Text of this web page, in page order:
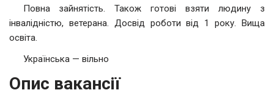
Повна зайнятість. Також готові взяти людину з
інвалідністю, ветерана. Досвід роботи від 1 року. Вища
освіта.
Українська — вільно
Опис вакансії